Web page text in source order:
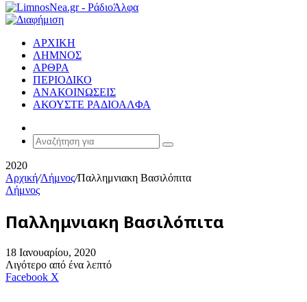
ΑΡΧΙΚΗ
ΛΗΜΝΟΣ
ΑΡΘΡΑ
ΠΕΡΙΟΔΙΚΟ
ΑΝΑΚΟΙΝΩΣΕΙΣ
ΑΚΟΥΣΤΕ ΡΑΔΙΟΑΛΦΑ
Article
Αναζήτηση
2020
Αρχική/Λήμνος/Παλλημνιακη Βασιλόπιτα
Λήμνος
Παλλημνιακη Βασιλόπιτα
18 Ιανουαρίου, 2020
Λιγότερο από ένα λεπτό
Facebook X